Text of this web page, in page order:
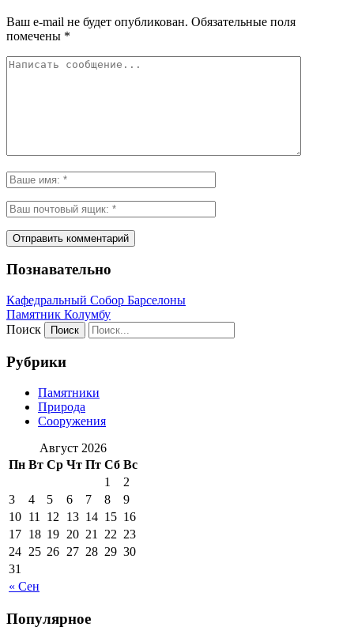
Ваш e-mail не будет опубликован. Обязательные поля
помечены *
Познавательно
Кафeдрaльный Собор Барселоны
Пaмятник Колумбу
Поиск
Рубрики
Памятники
Природа
Сооружения
Август 2026
Пн Вт Ср Чт Пт Сб Вс
« Сен
1
2
3
4 5 6 7 8
9
10 11 12 13 14 15 16
17 18 19 20 21 22 23
24 25 26 27 28 29 30
31
Популярное